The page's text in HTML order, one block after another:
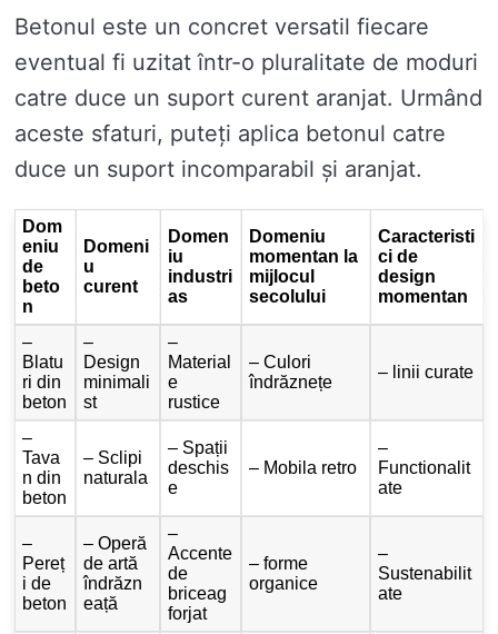
Betonul este un concret versatil fiecare
eventual fi uzitat într-o pluralitate de moduri
catre duce un suport curent aranjat. Urmând
aceste sfaturi, puteți aplica betonul catre
duce un suport incomparabil și aranjat.
Dom
eniu
de
beto
n
Domeni
u
curent
Domen
iu
industri
as
Domeniu
momentan la
mijlocul
secolului
Caracteristi
ci de
design
momentan
–
Blatu
ri din
beton
–
Design
minimali
st
–
Material
e
rustice
– Culori
îndrăznețe
– linii curate
–
Tava
n din
beton
– Sclipi
naturala
– Spații
deschis
e
– Mobila retro
–
Functionalit
ate
–
Pereț
i de
beton
– Operă
de artă
îndrăzn
eață
–
Accente
de
briceag
forjat
– forme
organice
–
Sustenabilit
ate